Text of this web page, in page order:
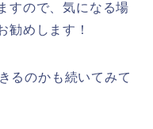
すので、気になる場
勧めします！
るのかも続いてみて